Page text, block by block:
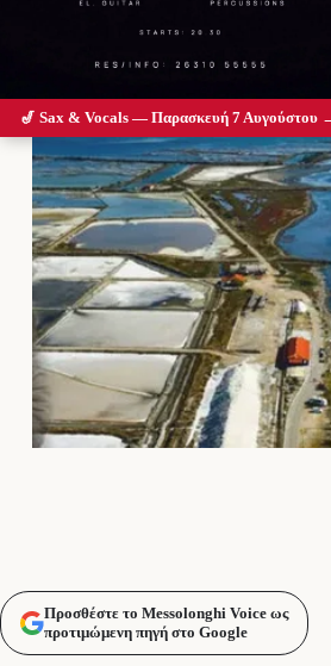
Προσθέστε το Messolonghi Voice ως
προτιμώμενη πηγή στο Google
🎷 Sax & Vocals — Παρασκευή 7 Αυγούστου